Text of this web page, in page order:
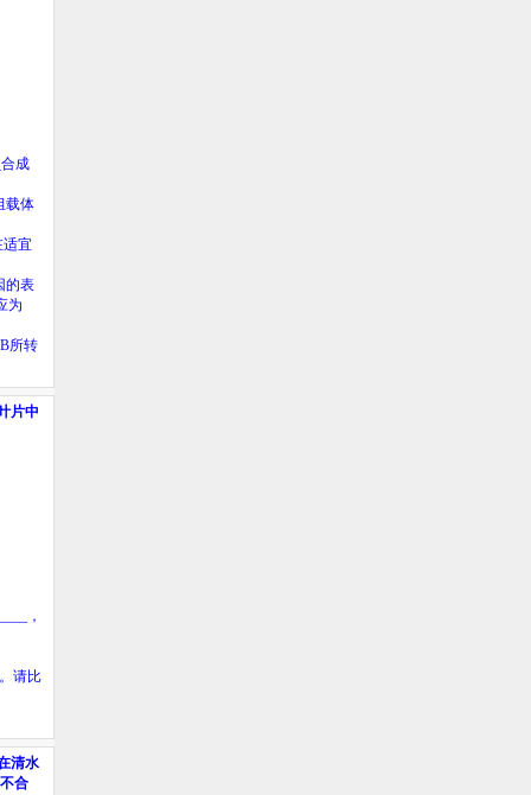
合成
载体
宜
的表
为
B所转
片中
，
。请比
清水
合